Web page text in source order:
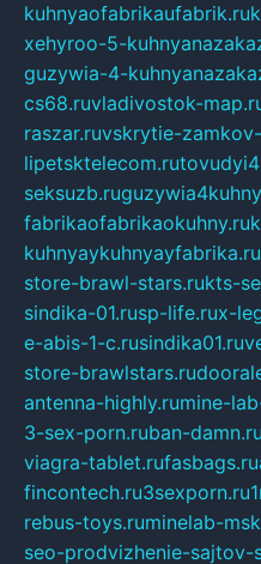
kuhnyaofabrikaufabrik.ru
xehyroo-5-
guzywia-4-
cs68.ruvladivostok-
raszar.ruvskrytie-
lipetsktelecom.ru
seksuzb.ru
fabrikaofabrikaokuhny.ru
kuhnyaykuhnyayfabrika.ru
store-brawl-stars.rukts-
sindika-01.rusp-life.rux-
e-abis-1-c.rusindika01.ru
store-brawlstars.ru
antenna-highly.rumine-
3-sex-porn.ruban-damn.ru
viagra-tablet.rufasbags.ru
fincontech.ru3sexporn.ru
rebus-toys.ruminelab-
seo-prodvizhenie-